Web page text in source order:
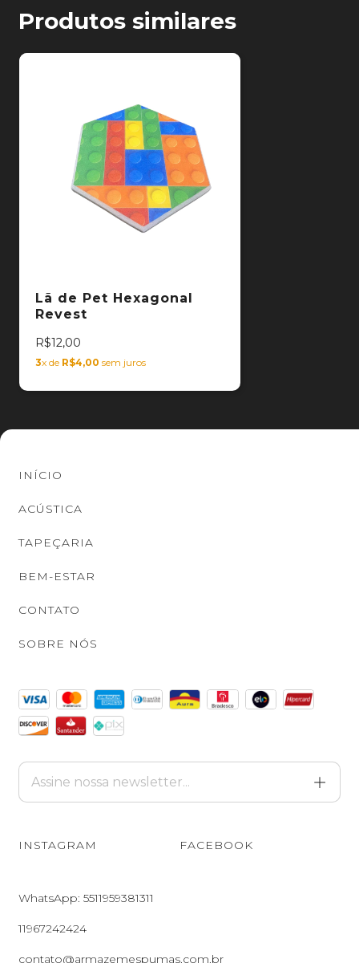
Produtos similares
Lã de Pet Hexagonal
Revest
R$12,00
3x de R$4,00 sem juros
INÍCIO
ACÚSTICA
TAPEÇARIA
BEM-ESTAR
CONTATO
SOBRE NÓS
INSTAGRAM FACEBOOK
WhatsApp: 5511959381311
11967242424
contato@armazemespumas.com.br